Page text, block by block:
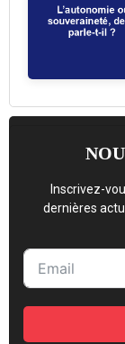
Inscrivez-
dernières